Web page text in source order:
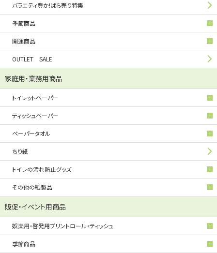
バラエティ豊か!ばら売り特集
季節商品
開運商品
OUTLET SALE
家庭用・業務用商品
トイレットペーパー
ティッシュペーパー
ペーパータオル
ちり紙
トイレの汚れ防止グッズ
その他の紙製品
販促・イベント用商品
娯楽用・啓発用プリントロール・ティッシュ
季節商品